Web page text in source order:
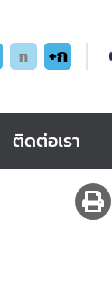
ก +ก
ติดต่อเรา